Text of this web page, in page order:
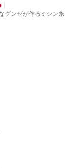
グンゼが作るミシン糸